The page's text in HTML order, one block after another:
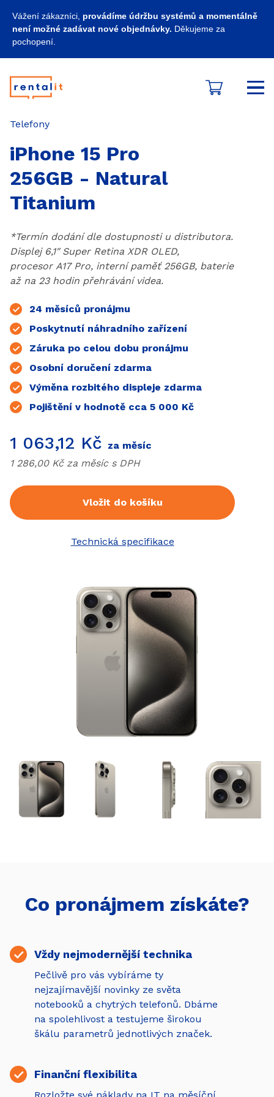
Vážení zákazníci, provádíme údržbu systémů a momentálně
není možné zadávat nové objednávky. Děkujeme za
pochopení.
Kategorie
Telefony
iPhone 15 Pro
256GB - Natural
Titanium
*Termín dodání dle dostupnosti u distributora.
Displej 6,1″ Super Retina XDR OLED,
procesor A17 Pro, interní paměť 256GB, baterie
až na 23 hodin přehrávání videa.
24 měsíců pronájmu
Poskytnutí náhradního zařízení
Záruka po celou dobu pronájmu
Osobní doručení zdarma
Výměna rozbitého displeje zdarma
Pojištění v hodnotě cca 5 000 Kč
Cena
1 063,12 Kč za měsíc
Cena bezDPH
1 286,00 Kč za měsíc s DPH
Vložit do košíku
Technická specifikace
Co pronájmem získáte?
Vždy nejmodernější technika
Pečlivě pro vás vybíráme ty
nejzajímavější novinky ze světa
notebooků a chytrých telefonů. Dbáme
na spolehlivost a testujeme širokou
škálu parametrů jednotlivých značek.
Finanční flexibilita